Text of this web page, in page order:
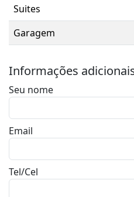
Suites
Garagem
Informações
Seu nome
Email
Tel/Cel